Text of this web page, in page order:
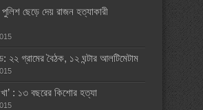
ছেড়ে দেয় রাজন হত্যাকারী
২২ গ্রামের বৈঠক, ১২ ঘন্টার আলটিমেটাম
খা’ : ১৩ বছরের কিশোর হত্যা